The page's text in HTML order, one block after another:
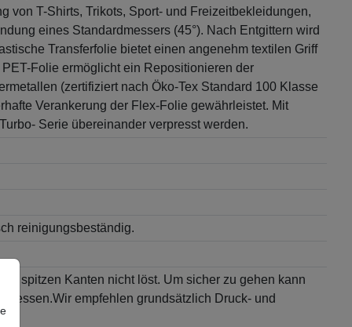
von T-Shirts, Trikots, Sport- und Freizeitbekleidungen,
eines Standardmessers (45°). Nach Entgittern wird
Transferfolie bietet einen angenehm textilen Griff
Folie ermöglicht ein Repositionieren der
(zertifiziert nach Öko-Tex Standard 100 Klasse
Verankerung der Flex-Folie gewährleistet. Mit
Serie übereinander verpresst werden.
reinigungsbeständig.
spitzen Kanten nicht löst. Um sicher zu gehen kann
empfehlen grundsätzlich Druck- und